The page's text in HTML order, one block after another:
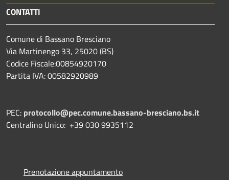
CONTATTI
Comune di Bassano Bresciano
Via Martinengo 33, 25020 (BS)
Codice Fiscale:00854920170
Partita IVA: 00582920989
PEC: protocollo@pec.comune.bassano-bresciano.bs.it
Centralino Unico: +39 030 9935112
Prenotazione appuntamento